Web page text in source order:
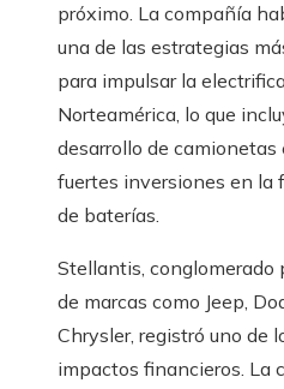
próximo. La compañía
una de las estrategias
para impulsar la
Norteamérica, lo que
desarrollo de camionetas
fuertes inversiones en la
de baterías.
Stellantis, conglomerado
de marcas como Jeep,
Chrysler, registró uno de
impactos financieros. La